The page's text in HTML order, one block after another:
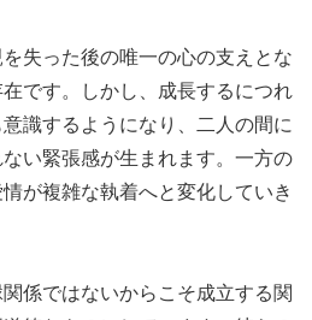
失った後の唯一の心の支えとな
です。しかし、成長するにつれ
識するようになり、二人の間に
い緊張感が生まれます。一方の
が複雑な執着へと変化していき
係ではないからこそ成立する関